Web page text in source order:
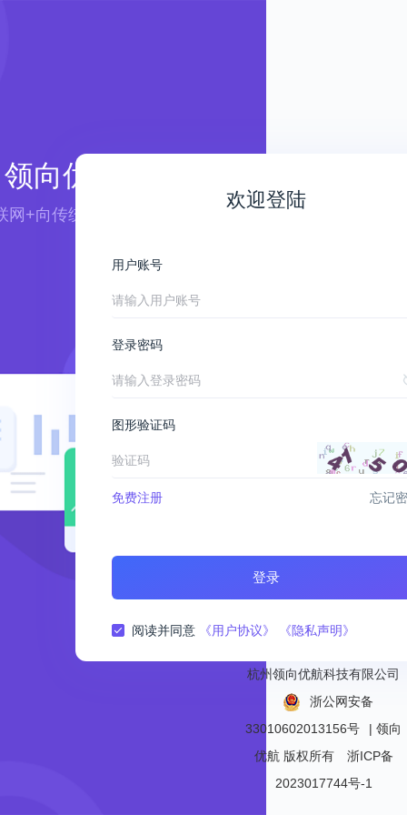
领向优航
+向传统行业赋能 ——
欢迎登陆
用户账号
登录密码
图形验证码
免费注册 忘记
登录
阅读并同意 《用户协议》 《隐私声明》
杭州领向优航科技有限公司
浙公网安备
33010602013156号
| 领向
优航 版权所有
浙ICP备
2023017744号-1